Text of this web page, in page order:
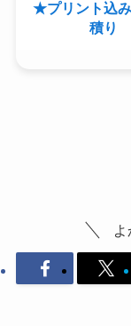
★プリント込
積り